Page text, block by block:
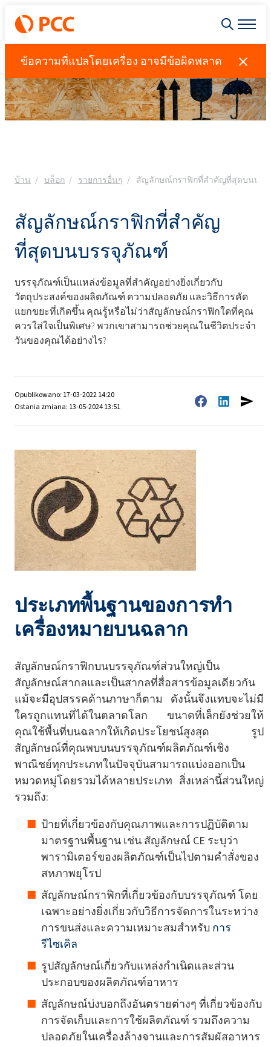
ข้อความที่แปลโดยเครื่อง อาจมีข้อผิดพลาด
บ้าน บล็อก รายการอื่นๆ สัญลักษณ์กราฟิกที่สำคัญที่สุดบนบร
สัญลักษณ์กราฟิกที่สำคัญ
ที่สุดบนบรรจุภัณฑ์
บรรจุภัณฑ์เป็นแหล่งข้อมูลที่สำคัญอย่างยิ่งเกี่ยวกับ
วัตถุประสงค์ของผลิตภัณฑ์ ความปลอดภัย และวิธีการคัด
แยกขยะที่เกิดขึ้น คุณรู้หรือไม่ว่าสัญลักษณ์กราฟิกใดที่คุณ
ควรใส่ใจเป็นพิเศษ? พวกเขาสามารถช่วยคุณในชีวิตประจำ
วันของคุณได้อย่างไร?
Opublikowano: 17-03-2022 14:20
Ostania zmiana: 13-05-2024 13:51
ประเภทพื้นฐานของการทำ
เครื่องหมายบนฉลาก
สัญลักษณ์กราฟิกบนบรรจุภัณฑ์ส่วนใหญ่เป็น
สัญลักษณ์สากลและเป็นสากลที่สื่อสารข้อมูลเดียวกัน
แม้จะมีอุปสรรคด้านภาษาก็ตาม ดังนั้นจึงแทบจะไม่มี
ใครถูกแทนที่ได้ในตลาดโลก ขนาดที่เล็กยังช่วยให้
คุณใช้พื้นที่บนฉลากให้เกิดประโยชน์สูงสุด รูป
สัญลักษณ์ที่คุณพบบนบรรจุภัณฑ์ผลิตภัณฑ์เชิง
พาณิชย์ทุกประเภทในปัจจุบันสามารถแบ่งออกเป็น
หมวดหมู่โดยรวมได้หลายประเภท สิ่งเหล่านี้ส่วนใหญ่
รวมถึง:
ป้ายที่เกี่ยวข้องกับคุณภาพและการปฏิบัติตาม
มาตรฐานพื้นฐาน เช่น สัญลักษณ์ CE ระบุว่า
พารามิเตอร์ของผลิตภัณฑ์เป็นไปตามคำสั่งของ
สหภาพยุโรป
สัญลักษณ์กราฟิกที่เกี่ยวข้องกับบรรจุภัณฑ์ โดย
เฉพาะอย่างยิ่งเกี่ยวกับวิธีการจัดการในระหว่าง
การขนส่งและความเหมาะสมสำหรับ การ
รีไซเคิล
รูปสัญลักษณ์เกี่ยวกับแหล่งกำเนิดและส่วน
ประกอบของผลิตภัณฑ์อาหาร
สัญลักษณ์บ่งบอกถึงอันตรายต่างๆ ที่เกี่ยวข้องกับ
การจัดเก็บและการใช้ผลิตภัณฑ์ รวมถึงความ
ปลอดภัยในเครื่องล้างจานและการสัมผัสอาหาร